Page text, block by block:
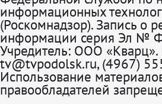
информационных
(Роскомнадзор). Запись о
информации серия Эл №
Учредитель: ООО «Кварц».
tv@tvpodolsk.ru, (4967)
Использование
правообладателей